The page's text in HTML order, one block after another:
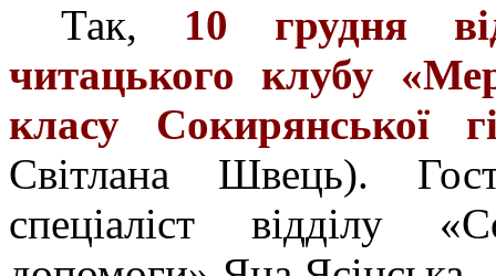
Так, 10 грудня
читацького клубу
класу Сокирянської
Світлана Швець).
спеціаліст відділу